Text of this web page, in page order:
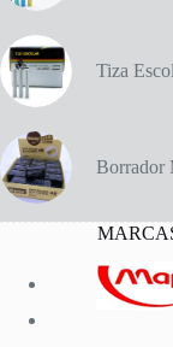
Tiza
Borrador